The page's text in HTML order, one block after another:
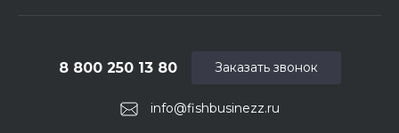
info@fishbusinezz.ru
8 800 250 13 80 Заказать звонок